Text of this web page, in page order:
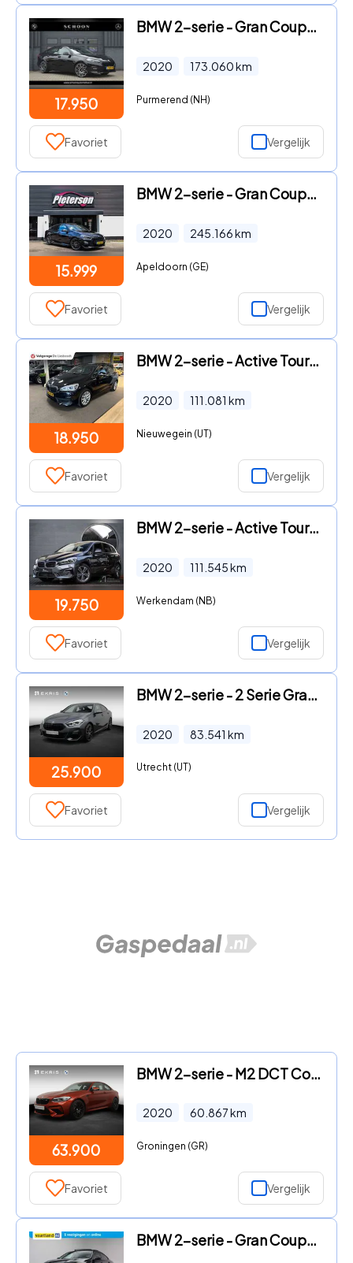
17.950
BMW 2-serie - Gran Coupé 218i Executive Edition | ORG. N
2020 173.060km
Purmerend (NH)
Favoriet Vergelijk
15.999
BMW 2-serie - Gran Coupé 218i M-Pakket PANO MEMORY DEALE
2020 245.166km
Apeldoorn (GE)
Favoriet Vergelijk
18.950
BMW 2-serie - Active Tourer 225xe iPerformance High Exec
2020 111.081 km
Nieuwegein (UT)
Favoriet Vergelijk
19.750
BMW 2-serie - Active Tourer 225xe iPerformance eDrive Ed
2020 111.545km
Werkendam (NB)
Favoriet Vergelijk
25.900
BMW 2-serie - 2 Serie Gran Coupé 218i High Executive | M Sport P
2020 83.541 km
Utrecht (UT)
Favoriet Vergelijk
63.900
BMW 2-serie - M2 DCT Competition | Sunset Orange | Harman/Kardon | Elek. v
2020 60.867km
Groningen (GR)
Favoriet Vergelijk
BMW 2-serie - Gran Coupe 218i High Executive Sport Aut.